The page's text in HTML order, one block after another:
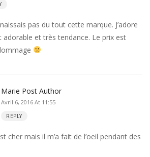
pas du tout cette marque. J’adore
adorable et très tendance. Le prix est
Marie Post Author
Avril 6, 2016 At 11:55
REPLY
cher mais il m’a fait de l’oeil pendant des